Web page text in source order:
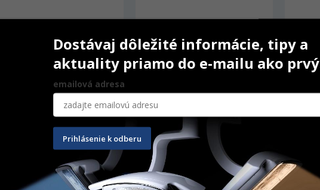
Woodpecker Tip ED3 (Satelec
61,50 22,10
Dostávaj dôležité informácie, tipy a
aktuality priamo do e-mailu ako
emailová adresa
Prihlásenie k odberu